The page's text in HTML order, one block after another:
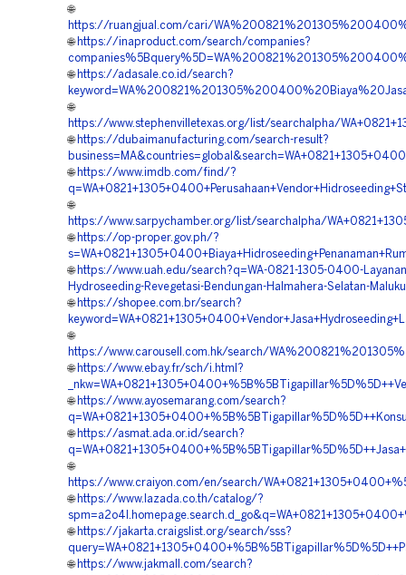
🌐
https://ruangjual.com/cari/
🌐 https://inaproduct.com/search/companies?
🌐 https://adasale.co.id/search?
🌐
https://www.stephenvilletexas.org/list/searchalpha/
🌐 https://dubaimanufacturing.com/search-result?
🌐 https://www.imdb.com/find/?
🌐
https://www.sarpychamber.org/list/searchalpha/
🌐 https://op-proper.gov.ph/?
🌐 https://www.uah.edu/search?q=WA-0821-1305-0400-
Hydroseeding-Revegetasi-Bendungan-Halmahera-Selatan-
🌐 https://shopee.com.br/search?
🌐
https://www.carousell.com.hk/search/
🌐 https://www.ebay.fr/sch/i.html?
🌐 https://www.ayosemarang.com/search?
🌐 https://asmat.ada.or.id/search?
🌐
https://www.craiyon.com/en/search/
🌐 https://www.lazada.co.th/catalog/?
🌐 https://jakarta.craigslist.org/search/sss?
🌐 https://www.jakmall.com/search?